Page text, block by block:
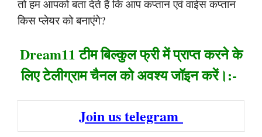
तो हम आपको बता देते हैं कि आप कप्तान एवं वाईस कप्तान
किस प्लेयर को बनाएंगे?
Dream11 टीम बिल्कुल फ्री में प्राप्त करने के
लिए टेलीग्राम चैनल को अवश्य जॉइन करें।:-
Join us telegram